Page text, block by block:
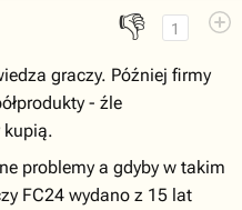
👎 1
graczy. Później firmy
- źle
kupią.
problemy a gdyby w takim
FC24 wydano z 15 lat